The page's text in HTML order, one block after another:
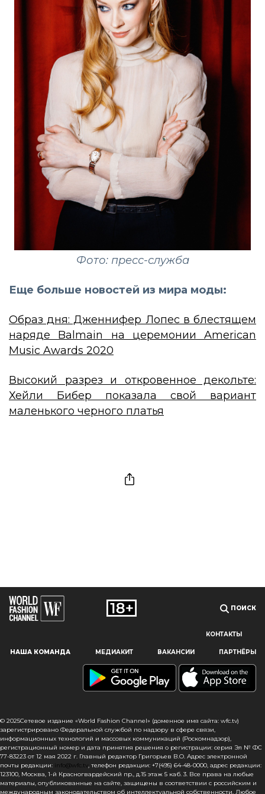
Наш сайт использует файлы cookie и похожие технологии,
пользователям, предоставляя персонализированную
информацию, запоминая предпочтения в области
сайта, вы подтверждаете свое согласие на использование
файлов cookie в соответствии с настоящим уведомлением
в отношении данного типа файлов. Если вы не согласны
с тем, чтобы мы использовали данный тип файлов,
то вы должны соответствующим образом установить
настройки вашего браузера или не использовать сайт wfc.tv
Фото: пресс-служба
Еще больше новостей из мира моды:
Образ дня: Дженнифер Лопес в блестящем
наряде Balmain на церемонии American
Music Awards 2020
Высокий разрез и откровенное декольте:
Хейли Бибер показала свой вариант
маленького черного платья
ПОИСК
КОНТАКТЫ
НАША КОМАНДА МЕДИАКИТ ВАКАНСИИ ПАРТНЁРЫ
© 2025Сетевое издание «World Fashion Channel» (доменное имя сайта: wfc.tv)
зарегистрировано Федеральной службой по надзору в сфере связи,
информационных технологий и массовых коммуникаций (Роскомнадзор),
регистрационный номер и дата принятия решения о регистрации: серия Эл № ФС
77-83223 от 12 мая 2022 г. Главный редактор Григорьев В.О. Адрес электронной
почты редакции: info@wfc.tv
, телефон редакции: +7(495) 64-48-0000, адрес редакции:
123100, Москва, 1-й Красногвардейский пр., д.15 этаж 5 каб. 3. Все права на любые
материалы, опубликованные на сайте, защищены в соответствии с российским и
международным законодательством об интеллектуальной собственности. Любое